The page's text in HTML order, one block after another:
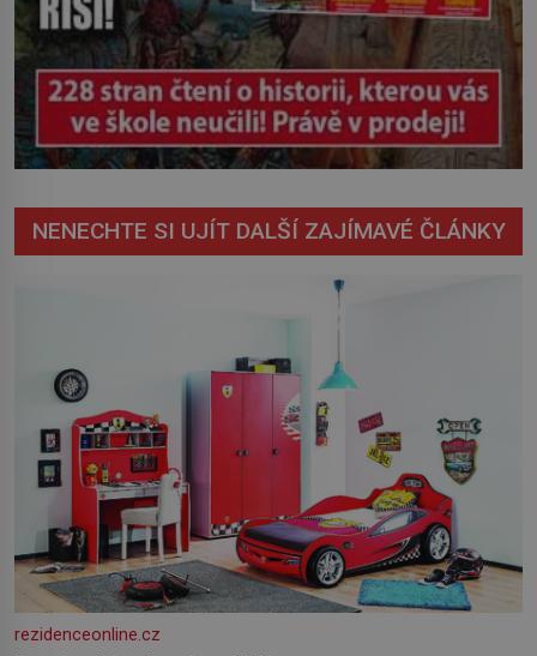
NENECHTE SI UJÍT DALŠÍ ZAJÍMAVÉ ČLÁNKY
rezidenceonline.cz